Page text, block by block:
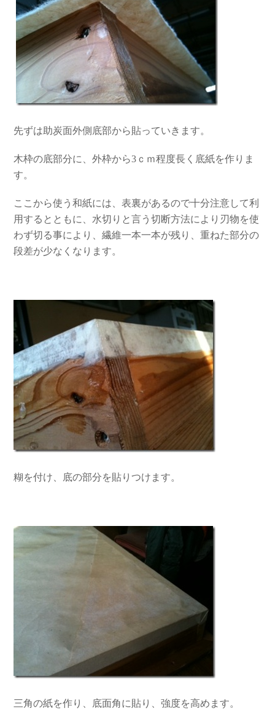
先ずは助炭面外側底部から貼っていきます。
木枠の底部分に、外枠から3ｃｍ程度長く底紙を作りま
す。
ここから使う和紙には、表裏があるので十分注意して利
用するとともに、水切りと言う切断方法により刃物を使
わず切る事により、繊維一本一本が残り、重ねた部分の
段差が少なくなります。
糊を付け、底の部分を貼りつけます。
三角の紙を作り、底面角に貼り、強度を高めます。